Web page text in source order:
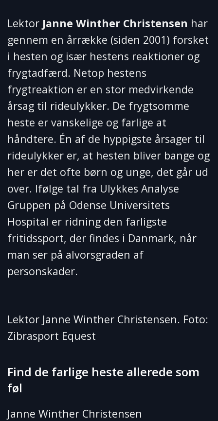
Lektor Janne Winther Christensen har
gennem en årrække (siden 2001) forsket
i hesten og især hestens reaktioner og
frygtadfærd. Netop hestens
frygtreaktion er en stor medvirkende
årsag til rideulykker. De frygtsomme
heste er vanskelige og farlige at
håndtere. Én af de hyppigste årsager til
rideulykker er, at hesten bliver bange og
her er det ofte børn og unge, det går ud
over. Ifølge tal fra Ulykkes Analyse
Gruppen på Odense Universitets
Hospital er ridning den farligste
fritidssport, der findes i Danmark, når
man ser på alvorsgraden af
personskader.
Lektor Janne Winther Christensen. Foto:
Zibrasport Equest
Find de farlige heste allerede som
føl
Janne Winther Christensen